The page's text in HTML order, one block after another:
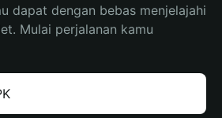
dapat dengan bebas menjelajahi
Mulai perjalanan kamu